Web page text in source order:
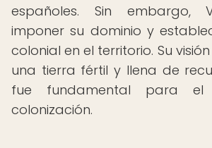
españoles. Sin embargo,
imponer su dominio y
colonial en el territorio. Su
una tierra fértil y llena de
fue fundamental para
colonización.